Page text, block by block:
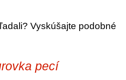
Vyskúšajte podobné
pecí